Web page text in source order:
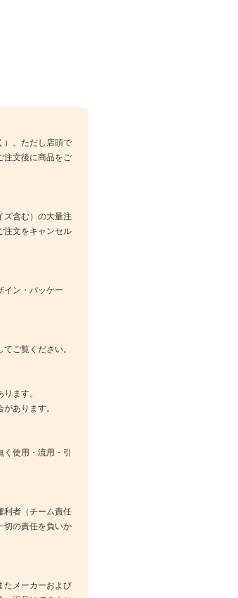
）。ただし店頭で
注文後に商品をご
ズ含む）の大量注
注文をキャンセル
イン・パッケー
ご覧ください。
ます。
あります。
使用・流用・引
利者（チーム責任
切の責任を負いか
たメーカーおよび